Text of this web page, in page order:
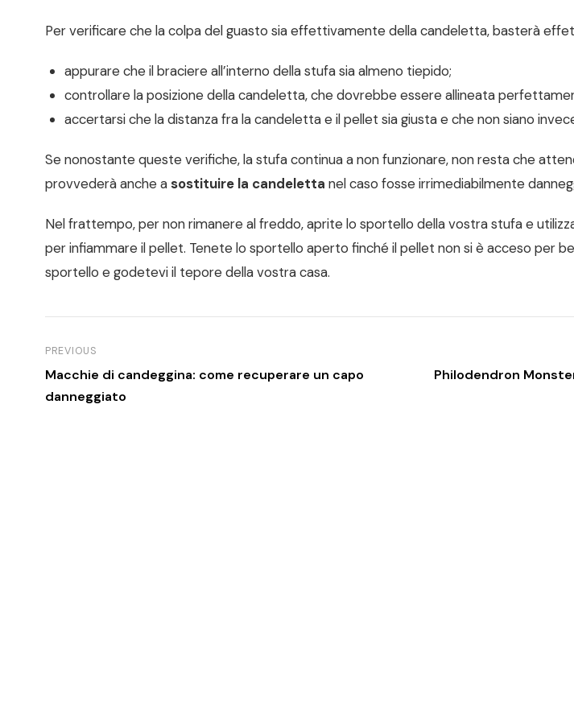
Per verificare che la colpa del guasto sia effettivamente della candeletta, basterà
appurare che il braciere all’interno della stufa sia almeno tiepido;
controllare la posizione della candeletta, che dovrebbe essere allineata
accertarsi che la distanza fra la candeletta e il pellet sia giusta e che non siano
Se nonostante queste verifiche, la stufa continua a non funzionare, non resta che
provvederà anche asostituire la candeletta nel caso fosse irrimediabilmente
Nel frattempo, per non rimanere al freddo, aprite lo sportello della vostra stufa e
per infiammare il pellet. Tenete lo sportello aperto finché il pellet non si è acceso per
sportello e godetevi il tepore della vostra casa.
PREVIOUS
Macchie di candeggina: come recuperare un capo
danneggiato
Philodendron